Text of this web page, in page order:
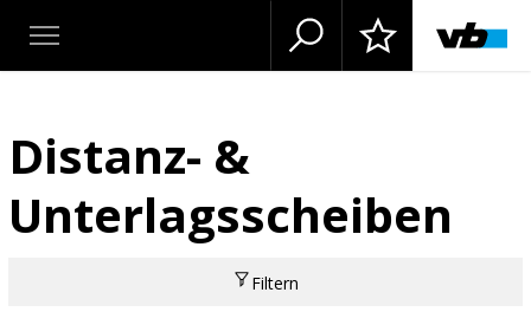
Distanz- &
Unterlagsscheiben
Filtern